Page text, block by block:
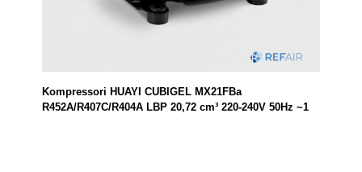
Kompressori HUAYI CUBIGEL MX21FBa
R452A/R407C/R404A LBP 20,72 cm³ 220-240V 50Hz ~1